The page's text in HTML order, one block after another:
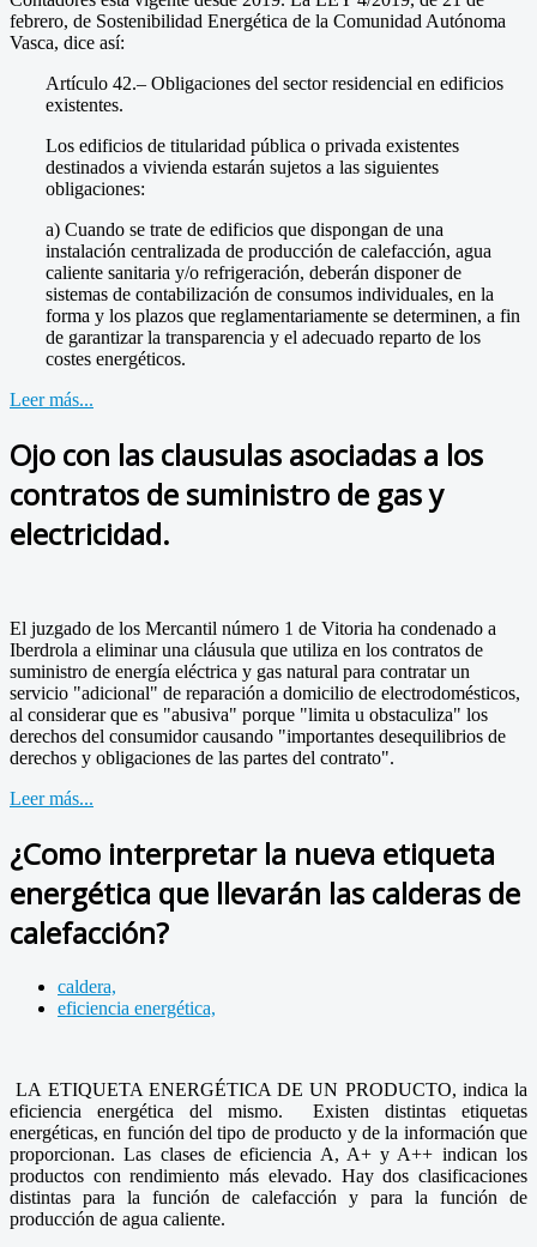
febrero, de Sostenibilidad Energética de la Comunidad Autónoma
Vasca, dice así:
Artículo 42.– Obligaciones del sector residencial en edificios
existentes.
Los edificios de titularidad pública o privada existentes
destinados a vivienda estarán sujetos a las siguientes
obligaciones:
a) Cuando se trate de edificios que dispongan de una
instalación centralizada de producción de calefacción, agua
caliente sanitaria y/o refrigeración, deberán disponer de
sistemas de contabilización de consumos individuales, en la
forma y los plazos que reglamentariamente se determinen, a fin
de garantizar la transparencia y el adecuado reparto de los
costes energéticos.
Leer más...
Ojo con las clausulas asociadas a los
contratos de suministro de gas y
electricidad.
El juzgado de los Mercantil número 1 de Vitoria ha condenado a
Iberdrola a eliminar una cláusula que utiliza en los contratos de
suministro de energía eléctrica y gas natural para contratar un
servicio "adicional" de reparación a domicilio de electrodomésticos,
al considerar que es "abusiva" porque "limita u obstaculiza" los
derechos del consumidor causando "importantes desequilibrios de
derechos y obligaciones de las partes del contrato".
Leer más...
¿Como interpretar la nueva etiqueta
energética que llevarán las calderas de
calefacción?
caldera,
eficiencia energética,
LA ETIQUETA ENERGÉTICA DE UN PRODUCTO, indica la
eficiencia energética del mismo. Existen distintas etiquetas
energéticas, en función del tipo de producto y de la información que
proporcionan. Las clases de eficiencia A, A+ y A++ indican los
productos con rendimiento más elevado. Hay dos clasificaciones
distintas para la función de calefacción y para la función de
producción de agua caliente.